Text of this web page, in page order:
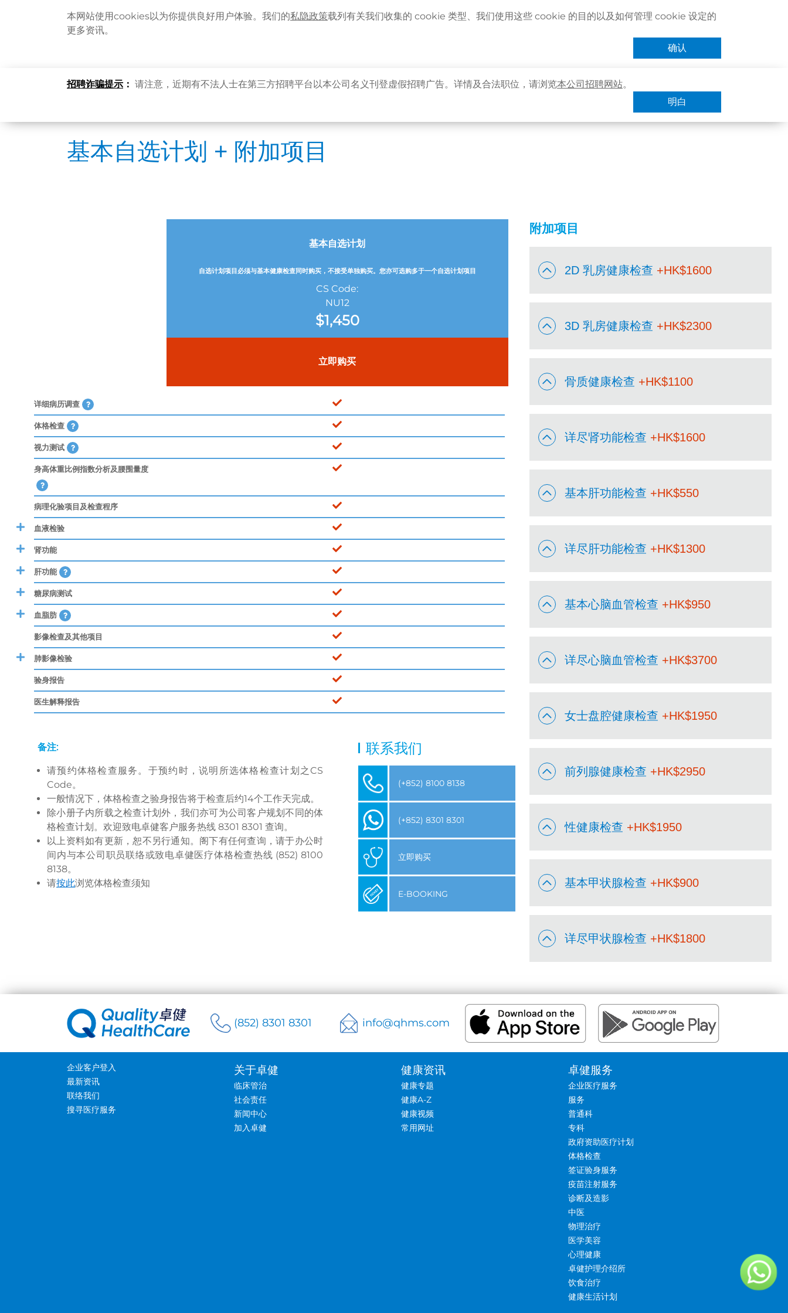
本网站使用cookies以为你提供良好用户体验。我们的私隐政策载列有关我们收集的 cookie 类型、我们使用这些 cookie 的目的以及如何管理 cookie 设定的
更多资讯。
确认
招聘诈骗提示 ： 请注意，近期有不法人士在第三方招聘平台以本公司名义刊登虚假招聘广告。详情及合法职位，请浏览本公司招聘网站。
明白
语言 企业客户登入 最新资讯 联络我们 搜寻医疗服务 登记 / 登入 立即预约
基本自选计划 + 附加项目
基本自选计划
自选计划项目必须与基本健康检查同时购买，不接受单独购买。您亦可选购多于一个自选计划项目
CS Code:
NU12
$1,450
立即购买
详细病历调查
体格检查
视力测试
身高体重比例指数分析及腰围量度
病理化验项目及检查程序
血液检验
肾功能
肝功能
糖尿病测试
血脂肪
影像检查及其他项目
肺影像检验
验身报告
医生解释报告
备注:
请预约体格检查服务。于预约时，说明所选体格检查计划之CS
Code。
一般情况下，体格检查之验身报告将于检查后约14个工作天完成。
除小册子内所载之检查计划外，我们亦可为公司客户规划不同的体
格检查计划。欢迎致电卓健客户服务热线 8301 8301 查询。
以上资料如有更新，恕不另行通知。阁下有任何查询，请于办公时
间内与本公司职员联络或致电卓健医疗体格检查热线 (852) 8100
8138。
请按此浏览体格检查须知
联系我们
(+852) 8100 8138
(+852) 8301 8301
立即购买
E-BOOKING
附加项目
2D 乳房健康检查 +HK$1600
3D 乳房健康检查 +HK$2300
骨质健康检查 +HK$1100
详尽肾功能检查 +HK$1600
基本肝功能检查 +HK$550
详尽肝功能检查 +HK$1300
基本心脑血管检查 +HK$950
详尽心脑血管检查 +HK$3700
女士盘腔健康检查 +HK$1950
前列腺健康检查 +HK$2950
性健康检查 +HK$1950
基本甲状腺检查 +HK$900
详尽甲状腺检查 +HK$1800
(852) 8301 8301 info@qhms.com
企业客户登入
最新资讯
联络我们
搜寻医疗服务
关于卓健
临床管治
社会责任
新闻中心
加入卓健
健康资讯
健康专题
健康A-Z
健康视频
常用网址
卓健服务
企业医疗服务
服务
普通科
专科
政府资助医疗计划
体格检查
签证验身服务
疫苗注射服务
诊断及造影
中医
物理治疗
医学美容
心理健康
卓健护理介绍所
饮食治疗
健康生活计划